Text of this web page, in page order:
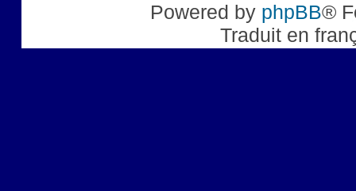
Powered by phpBB®
Traduit en